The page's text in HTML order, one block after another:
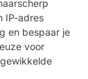
IP-adres
en bespaar je
voor